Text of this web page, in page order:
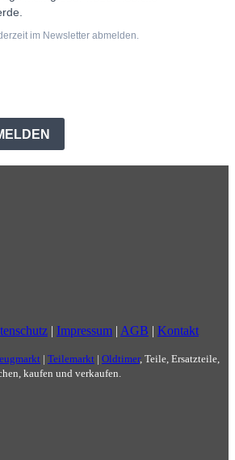
| Impressum | AGB | Kontakt
| Teilemarkt | Oldtimer, Teile, Ersatzteile,
kaufen und verkaufen.